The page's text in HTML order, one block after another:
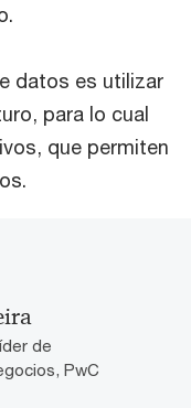
datos es utilizar
para lo cual
que permiten
de
PwC